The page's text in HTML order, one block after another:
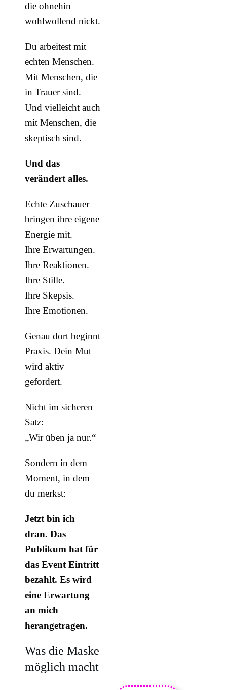
die ohnehin
wohlwollend nickt.
Du arbeitest mit
echten Menschen.
Mit Menschen, die
in Trauer sind.
Und vielleicht auch
mit Menschen, die
skeptisch sind.
Und das
verändert alles.
Echte Zuschauer
bringen ihre eigene
Energie mit.
Ihre Erwartungen.
Ihre Reaktionen.
Ihre Stille.
Ihre Skepsis.
Ihre Emotionen.
Genau dort beginnt
Praxis. Dein Mut
wird aktiv
gefordert.
Nicht im sicheren
Satz:
„Wir üben ja nur.“
Sondern in dem
Moment, in dem
du merkst:
Jetzt bin ich
dran. Das
Publikum hat für
das Event Eintritt
bezahlt. Es wird
eine Erwartung
an mich
herangetragen.
Was die Maske
möglich macht